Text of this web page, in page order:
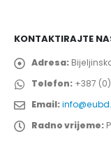
KONTAKTIRAJTE
Adresa:
Telefon: +387
Email:
Radno vrijeme: